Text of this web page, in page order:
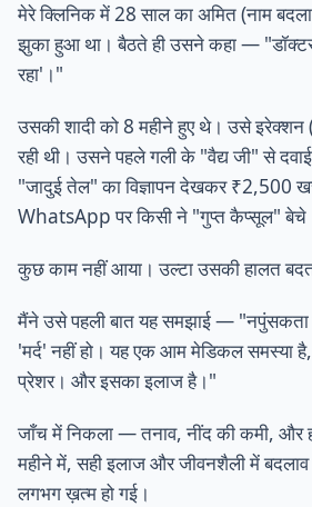
मेरे क्लिनिक में 28 साल का अमित (नाम
झुका हुआ था। बैठते ही उसने कहा —
रहा'।"
उसकी शादी को 8 महीने हुए थे। उसे
रही थी। उसने पहले गली के "वैद्य जी" से
"जादुई तेल" का विज्ञापन देखकर ₹2,500
WhatsApp पर किसी ने "गुप्त कैप्सूल"
कुछ काम नहीं आया। उल्टा उसकी हालत
मैंने उसे पहली बात यह समझाई — "नपुंसकता
'मर्द' नहीं हो। यह एक आम मेडिकल समस्या
प्रेशर। और इसका इलाज है।"
जाँच में निकला — तनाव, नींद की कमी, और
महीने में, सही इलाज और जीवनशैली में
लगभग ख़त्म हो गई।